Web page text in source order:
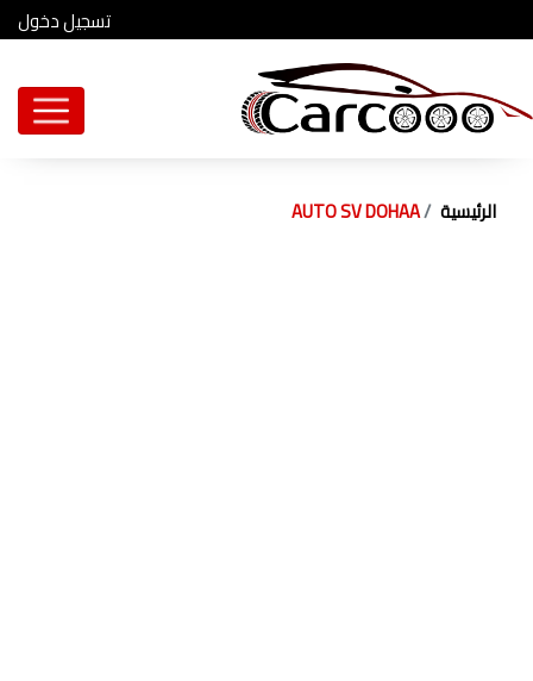
تسجيل دخول
الرئيسية AUTO SV DOHAA